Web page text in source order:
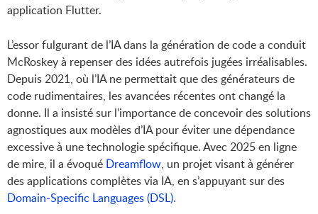
application Flutter.
L’essor fulgurant de l’IA dans la génération de code a conduit
McRoskey à repenser des idées autrefois jugées irréalisables.
Depuis 2021, où l’IA ne permettait que des générateurs de
code rudimentaires, les avancées récentes ont changé la
donne. Il a insisté sur l’importance de concevoir des solutions
agnostiques aux modèles d’IA pour éviter une dépendance
excessive à une technologie spécifique. Avec 2025 en ligne
de mire, il a évoqué Dreamflow, un projet visant à générer
des applications complètes via IA, en s’appuyant sur des
Domain-Specific Languages (DSL).